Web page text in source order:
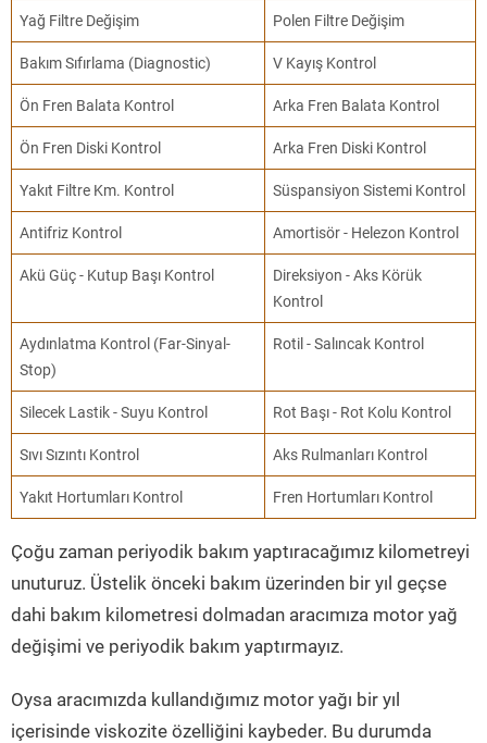
Yağ Filtre Değişim Polen Filtre Değişim
Bakım Sıfırlama (Diagnostic) V Kayış Kontrol
Ön Fren Balata Kontrol Arka Fren Balata Kontrol
Ön Fren Diski Kontrol Arka Fren Diski Kontrol
Yakıt Filtre Km. Kontrol Süspansiyon Sistemi Kontrol
Antifriz Kontrol Amortisör - Helezon Kontrol
Akü Güç - Kutup Başı Kontrol
Direksiyon - Aks Körük
Kontrol
Aydınlatma Kontrol (Far-Sinyal-
Stop)
Rotil - Salıncak Kontrol
Silecek Lastik - Suyu Kontrol Rot Başı - Rot Kolu Kontrol
Sıvı Sızıntı Kontrol Aks Rulmanları Kontrol
Yakıt Hortumları Kontrol Fren Hortumları Kontrol
Çoğu zaman periyodik bakım yaptıracağımız kilometreyi
unuturuz. Üstelik önceki bakım üzerinden bir yıl geçse
dahi bakım kilometresi dolmadan aracımıza motor yağ
değişimi ve periyodik bakım yaptırmayız.
Oysa aracımızda kullandığımız motor yağı bir yıl
içerisinde viskozite özelliğini kaybeder. Bu durumda